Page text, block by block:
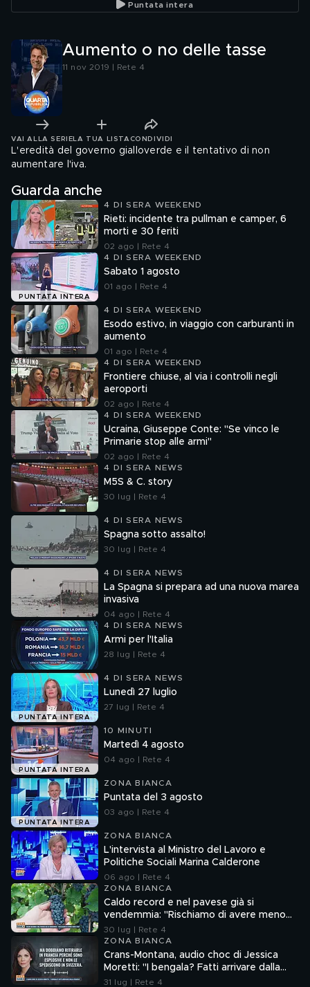
Puntata intera
Aumento o no delle tasse
11 nov 2019 | Rete 4
VAI ALLA SERIE LA TUA LISTA CONDIVIDI
L'eredità del governo gialloverde e il tentativo di non
aumentare l'iva.
Guarda anche
4 DI SERA WEEKEND
Rieti: incidente tra pullman e camper, 6
morti e 30 feriti
02 ago | Rete 4
PUNTATA INTERA
4 DI SERA WEEKEND
Sabato 1 agosto
01 ago | Rete 4
4 DI SERA WEEKEND
Esodo estivo, in viaggio con carburanti in
aumento
01 ago | Rete 4
4 DI SERA WEEKEND
Frontiere chiuse, al via i controlli negli
aeroporti
02 ago | Rete 4
4 DI SERA WEEKEND
Ucraina, Giuseppe Conte: "Se vinco le
Primarie stop alle armi"
02 ago | Rete 4
4 DI SERA NEWS
M5S & C. story
30 lug | Rete 4
4 DI SERA NEWS
Spagna sotto assalto!
30 lug | Rete 4
4 DI SERA NEWS
La Spagna si prepara ad una nuova marea
invasiva
04 ago | Rete 4
4 DI SERA NEWS
Armi per l'Italia
28 lug | Rete 4
PUNTATA INTERA
4 DI SERA NEWS
Lunedì 27 luglio
27 lug | Rete 4
PUNTATA INTERA
10 MINUTI
Martedì 4 agosto
04 ago | Rete 4
PUNTATA INTERA
ZONA BIANCA
Puntata del 3 agosto
03 ago | Rete 4
ZONA BIANCA
L'intervista al Ministro del Lavoro e
Politiche Sociali Marina Calderone
06 ago | Rete 4
ZONA BIANCA
Caldo record e nel pavese già si
vendemmia: "Rischiamo di avere meno
vino"
30 lug | Rete 4
ZONA BIANCA
Crans-Montana, audio choc di Jessica
Moretti: "I bengala? Fatti arrivare dalla
Francia"
31 lug | Rete 4